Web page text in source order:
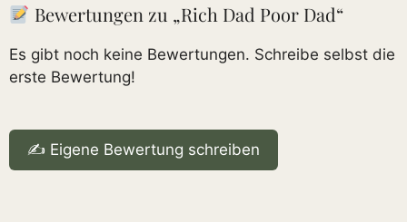
Bewertungen zu „Rich Dad Poor Dad“
Es gibt noch keine Bewertungen. Schreibe selbst die
erste Bewertung!
✍️ Eigene Bewertung schreiben